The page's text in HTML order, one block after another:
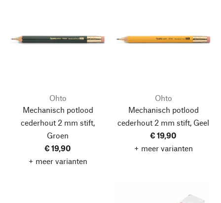
Ohto
Mechanisch potlood
cederhout 2 mm stift,
Groen
€ 19,90
+ meer varianten
Ohto
Mechanisch potlood
cederhout 2 mm stift, Geel
€ 19,90
+ meer varianten